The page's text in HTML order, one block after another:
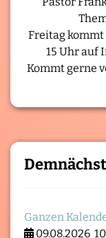
Freitag
15 Uhr auf
Kommt gerne
Demnächst
Ganzen
09.08.2026